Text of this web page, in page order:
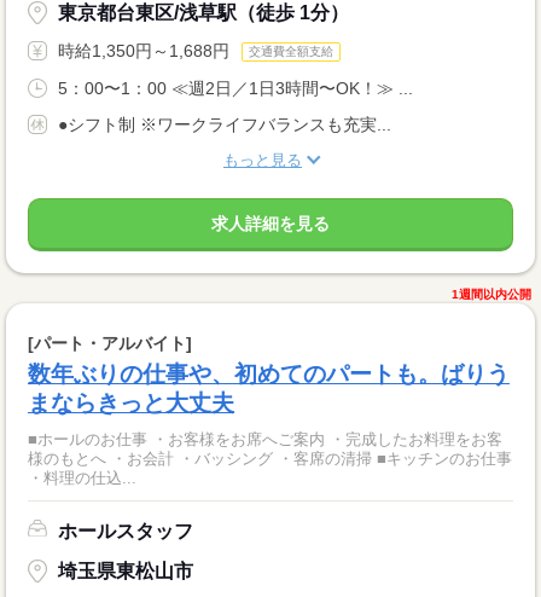
東京都台東区/浅草駅（徒歩 1分）
時給1,350円～1,688円 交通費全額支給
5：00〜1：00 ≪週2日／1日3時間〜OK！≫ ...
●シフト制 ※ワークライフバランスも充実...
もっと見る
求人詳細を見る
1週間以内公開
[パート・アルバイト]
数年ぶりの仕事や、初めてのパートも。ばりう
まならきっと大丈夫
■ホールのお仕事 ・お客様をお席へご案内 ・完成したお料理をお客
様のもとへ ・お会計 ・バッシング ・客席の清掃 ■キッチンのお仕事
・料理の仕込...
ホールスタッフ
埼玉県東松山市